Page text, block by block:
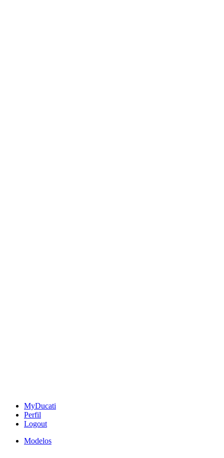
MyDucati
Perfil
Logout
Modelos